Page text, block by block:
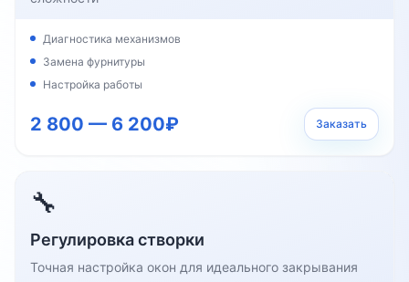
Диагностика механизмов
Замена фурнитуры
Настройка работы
2 800 — 6 200₽ Заказать
🔧
Регулировка створки
Точная настройка окон для идеального закрывания